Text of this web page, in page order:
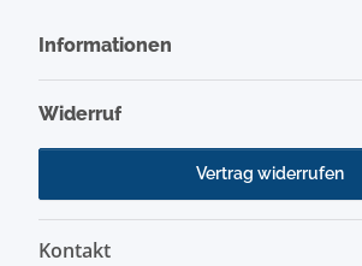
Informationen
Widerruf
Vertrag widerrufen
Kontakt